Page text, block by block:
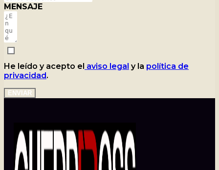
MENSAJE
He leído y acepto el aviso legal y la política de
privacidad.
ENVIAR